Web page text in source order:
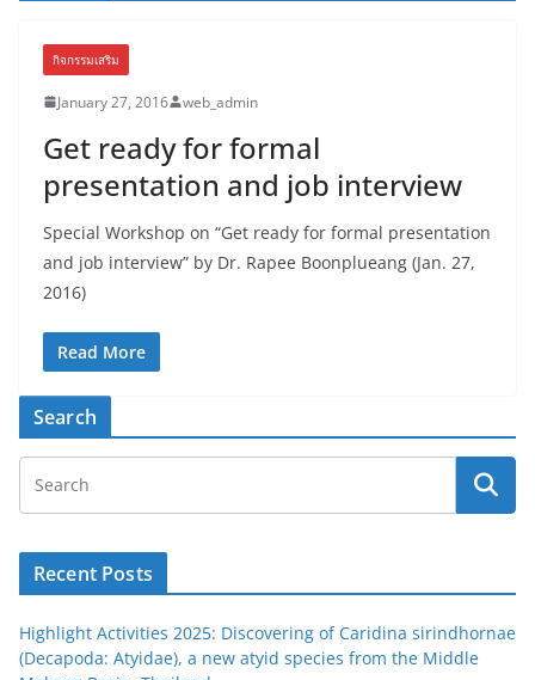
กิจกรรมเสริม
January 27, 2016 web_admin
Get ready for formal
presentation and job interview
Special Workshop on “Get ready for formal presentation
and job interview” by Dr. Rapee Boonplueang (Jan. 27,
2016)
Read More
Search
Recent Posts
Highlight Activities 2025: Discovering of Caridina sirindhornae
(Decapoda: Atyidae), a new atyid species from the Middle